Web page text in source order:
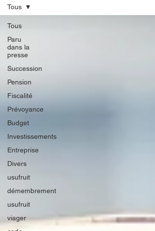
Tous
Paru
dans la
presse
Succession
Pension
Fiscalité
Prévoyance
Budget
Investissements
Entreprise
Divers
usufruit
démembrement
usufruit
viager
Tous